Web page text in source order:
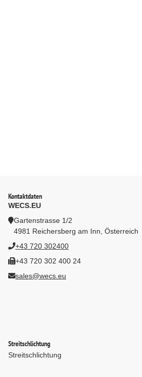
Kontaktdaten
WECS.EU
Gartenstrasse 1/2
4981 Reichersberg am Inn, Österreich
+43 720 302400
+43 720 302 400 24
sales@wecs.eu
Streitschlichtung
Streitschlichtung